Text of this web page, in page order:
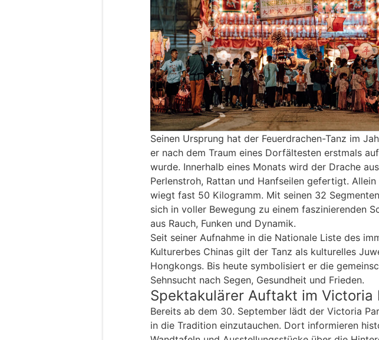
Seinen Ursprung hat der Feuerdrachen-Tanz im
er nach dem Traum eines Dorfältesten erstmals
wurde. Innerhalb eines Monats wird der Drache aus
Perlenstroh, Rattan und Hanfseilen gefertigt.
wiegt fast 50 Kilogramm. Mit seinen 32
sich in voller Bewegung zu einem faszinierenden
aus Rauch, Funken und Dynamik.
Seit seiner Aufnahme in die Nationale Liste des
Kulturerbes Chinas gilt der Tanz als kulturelles
Hongkongs. Bis heute symbolisiert er die
Sehnsucht nach Segen, Gesundheit und Frieden.
Spektakulärer Auftakt im Victoria
Bereits ab dem 30. September lädt der Victoria
in die Tradition einzutauchen. Dort informieren